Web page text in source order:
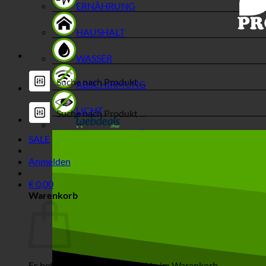
SALE
Anmelden
€0,00
Warenkorb
ERNÄHRUNG
HAUSHALT
WASSER
ABSCHIRMUNG
LICHT